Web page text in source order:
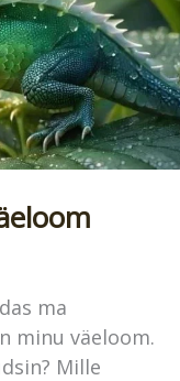
ma
minu väeloom.
Mille